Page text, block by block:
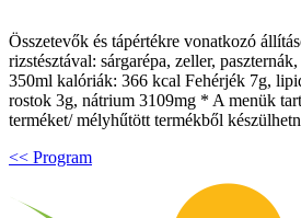
Összetevők és tápértékre vonatkozó
rizstésztával: sárgarépa, zeller,
350ml kalóriák: 366 kcal Fehérjék 7g,
rostok 3g, nátrium 3109mg * A menük
terméket/ mélyhűtött termékből
<< Program